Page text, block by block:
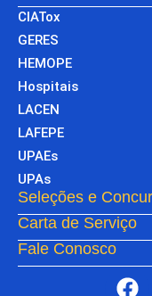
CIATox
GERES
HEMOPE
Hospitais
LACEN
LAFEPE
UPAEs
UPAs
Seleções e
Carta de Serviço
Fale Conosco